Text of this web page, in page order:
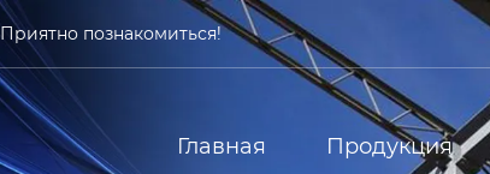
Приятно познакомиться!
Главная Продукция